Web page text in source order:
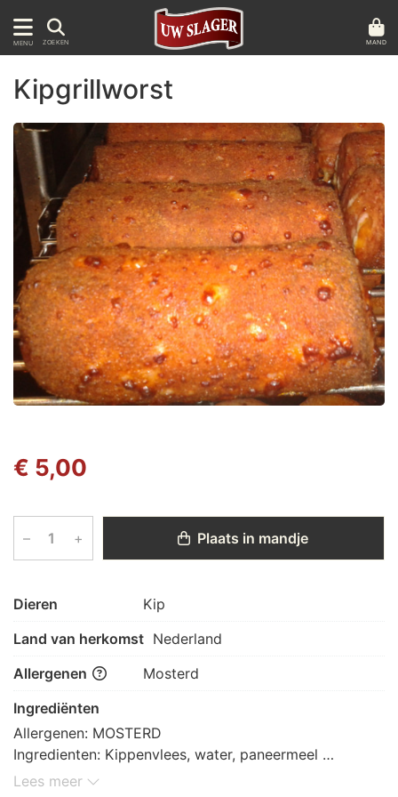
MENU ZOEKEN MAND
Kipgrillworst
€ 5,00
– + Plaats in mandje
Dieren
Kip
Land van herkomst Nederland
Allergenen
Mosterd
Ingrediënten
Allergenen: MOSTERD
Ingredienten: Kippenvlees, water, paneermeel
(rijstmeel, aardappelzetmeel, tapioca zetmeel,
Lees meer